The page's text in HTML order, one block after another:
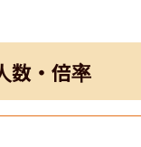
数・倍率